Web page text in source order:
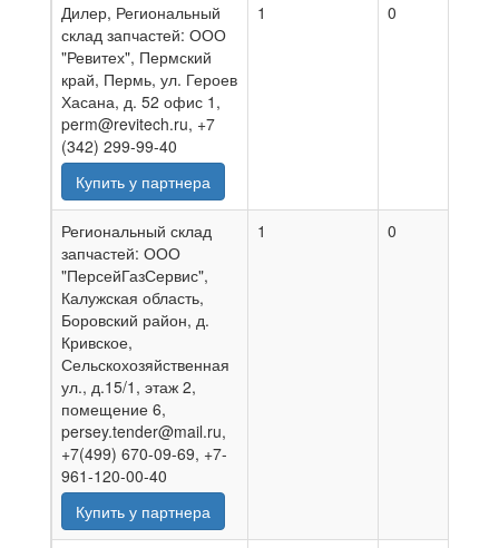
Дилер, Региональный
склад запчастей: ООО
"Ревитех", Пермский
край, Пермь, ул. Героев
Хасана, д. 52 офис 1,
perm@revitech.ru, +7
(342) 299-99-40
Купить у партнера
1 0
Региональный склад
запчастей: ООО
"ПерсейГазСервис",
Калужская область,
Боровский район, д.
Кривское,
Сельскохозяйственная
ул., д.15/1, этаж 2,
помещение 6,
persey.tender@mail.ru,
+7(499) 670-09-69, +7-
961-120-00-40
Купить у партнера
1 0